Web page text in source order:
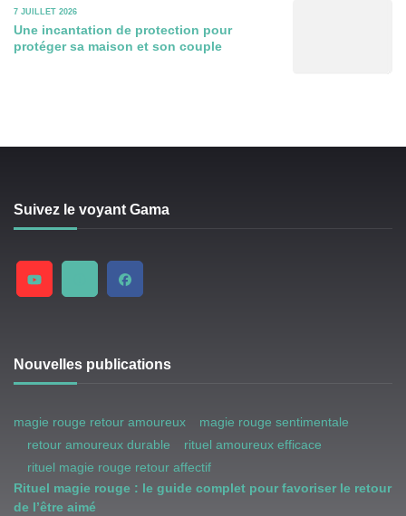
7 JUILLET 2026
Une incantation de protection pour
protéger sa maison et son couple
Suivez le voyant Gama
Nouvelles publications
magie rouge retour amoureux
magie rouge sentimentale
retour amoureux durable
rituel amoureux efficace
rituel magie rouge retour affectif
Rituel magie rouge : le guide complet pour favoriser le retour
de l’être aimé